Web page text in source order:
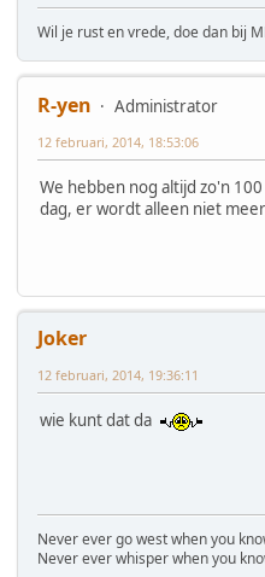
Wil je rust en vrede, doe dan bij
R-yen
Administrator
12 februari, 2014, 18:53:06
We hebben nog altijd zo'n
dag, er wordt alleen niet
Joker
12 februari, 2014, 19:36:11
wie kunt dat da
Never ever go west when you
Never ever whisper when you